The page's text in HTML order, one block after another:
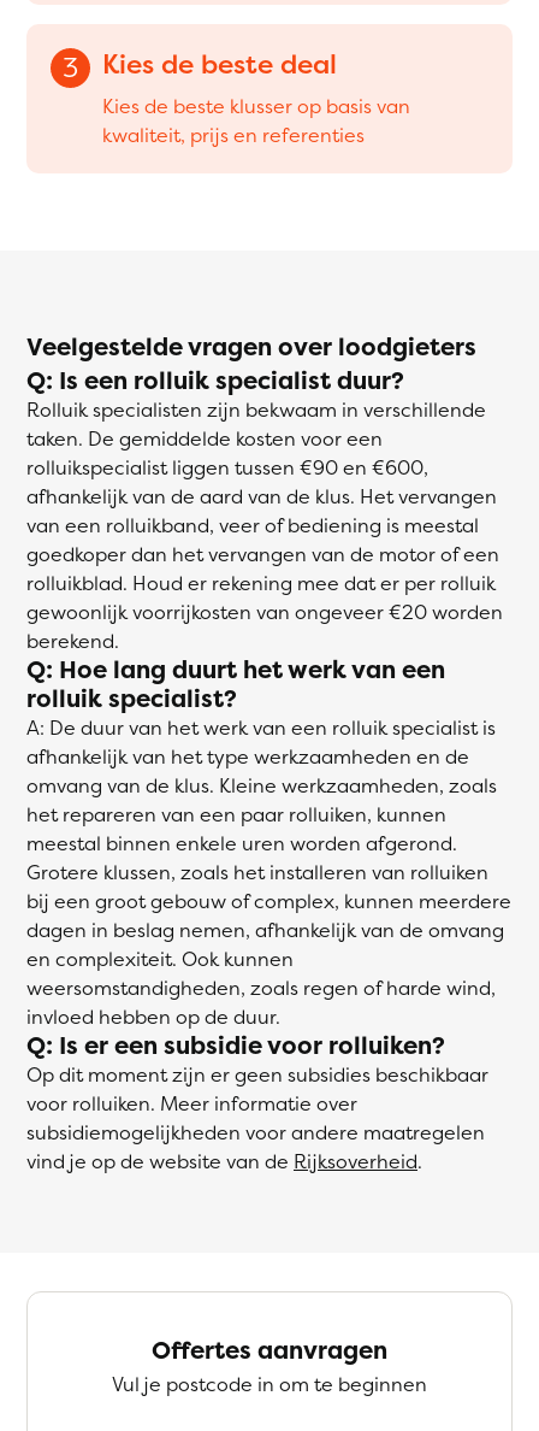
3 Kies de beste deal
Kies de beste klusser op basis van
kwaliteit, prijs en referenties
Veelgestelde vragen over loodgieters
Q: Is een rolluik specialist duur?
Rolluik specialisten zijn bekwaam in verschillende
taken. De gemiddelde kosten voor een
rolluikspecialist liggen tussen €90 en €600,
afhankelijk van de aard van de klus. Het vervangen
van een rolluikband, veer of bediening is meestal
goedkoper dan het vervangen van de motor of een
rolluikblad. Houd er rekening mee dat er per rolluik
gewoonlijk voorrijkosten van ongeveer €20 worden
berekend.
Q: Hoe lang duurt het werk van een
rolluik specialist?
A: De duur van het werk van een rolluik specialist is
afhankelijk van het type werkzaamheden en de
omvang van de klus. Kleine werkzaamheden, zoals
het repareren van een paar rolluiken, kunnen
meestal binnen enkele uren worden afgerond.
Grotere klussen, zoals het installeren van rolluiken
bij een groot gebouw of complex, kunnen meerdere
dagen in beslag nemen, afhankelijk van de omvang
en complexiteit. Ook kunnen
weersomstandigheden, zoals regen of harde wind,
invloed hebben op de duur.
Q: Is er een subsidie voor rolluiken?
Op dit moment zijn er geen subsidies beschikbaar
voor rolluiken. Meer informatie over
subsidiemogelijkheden voor andere maatregelen
vind je op de website van de Rijksoverheid.
Offertes aanvragen
Vul je postcode in om te beginnen